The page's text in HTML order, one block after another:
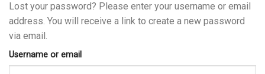
Lost your password? Please enter your username or email
address. You will receive a link to create a new password
via email.
Username or email